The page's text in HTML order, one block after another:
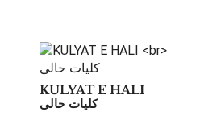
KULYAT E HALI
کلیات حالی